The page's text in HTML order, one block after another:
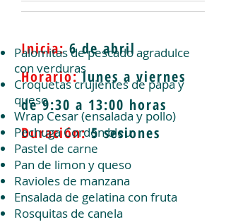
Inicia:6 de abril
Horario:lunes a viernes
de 9:30 a 13:00 horas
Duración:5 sesiones
Palomitas de pescado agradulce
con verduras
Croquetas crujientes de papa y
queso
Wrap Cesar (ensalada y pollo)
Pechuga Cordon bleu
Pastel de carne
Pan de limon y queso
Ravioles de manzana
Ensalada de gelatina con fruta
Rosquitas de canela